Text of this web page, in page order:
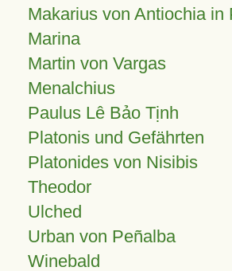
Makarius von Antiochia in
Marina
Martin von Vargas
Menalchius
Paulus Lê Bảo Tịnh
Platonis und Gefährten
Platonides von Nisibis
Theodor
Ulched
Urban von Peñalba
Winebald